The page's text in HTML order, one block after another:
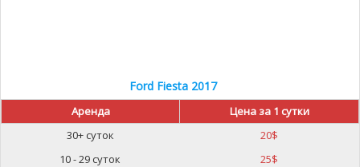
Ford Fiesta 2017
Аренда
Цена за 1 сутки
30+ суток
20$
10 - 29 суток
25$